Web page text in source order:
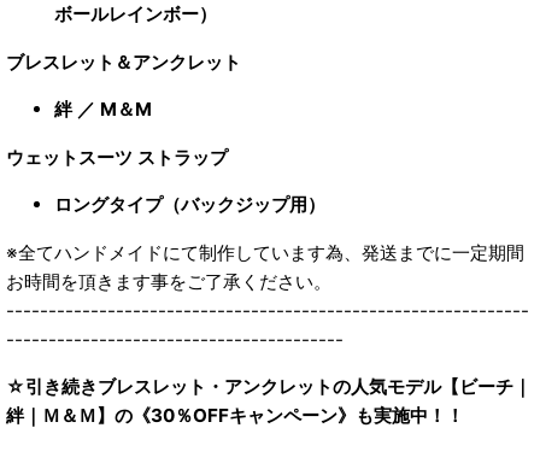
ボールレインボー）
ブレスレット＆アンクレット
絆 ／ M＆M
ウェットスーツ ストラップ
ロングタイプ（バックジップ用）
※全てハンドメイドにて制作しています為、発送までに一定期間
お時間を頂きます事をご了承ください。
--------------------------------------------------------------
----------------------------------------
☆引き続きブレスレット・アンクレットの人気モデル【ビーチ｜
絆｜Ｍ＆Ｍ】の《30％OFFキャンペーン》も実施中！！